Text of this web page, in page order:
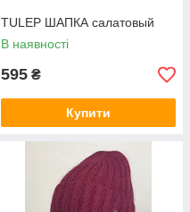
TULEP ШАПКА салатовый
В наявності
595 ₴
Купити